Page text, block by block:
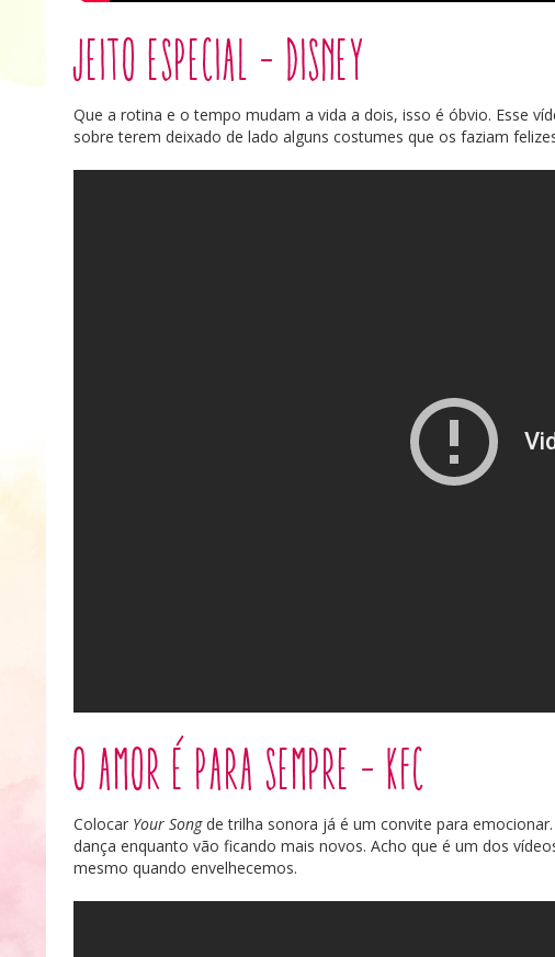
Jeito Especial – Disney
Que a rotina e o tempo mudam a vida a dois, isso é óbvio. Esse
sobre terem deixado de lado alguns costumes que os faziam
O Amor é para Sempre – KFC
Colocar Your Songde trilha sonora já é um convite para
dança enquanto vão ficando mais novos. Acho que é um dos
mesmo quando envelhecemos.